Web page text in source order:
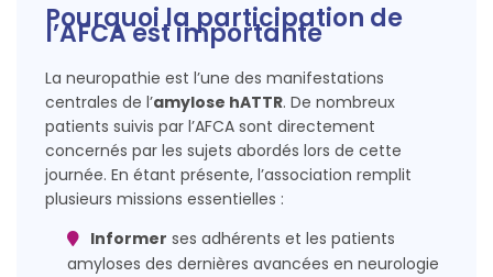
Pourquoi la participation de
l’AFCA est importante
La neuropathie est l’une des manifestations
centrales de l’amylose hATTR. De nombreux
patients suivis par l’AFCA sont directement
concernés par les sujets abordés lors de cette
journée. En étant présente, l’association remplit
plusieurs missions essentielles :
Informer ses adhérents et les patients
amyloses des dernières avancées en neurologie